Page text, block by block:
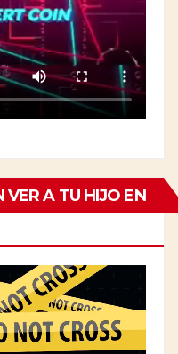
A TU HIJO EN